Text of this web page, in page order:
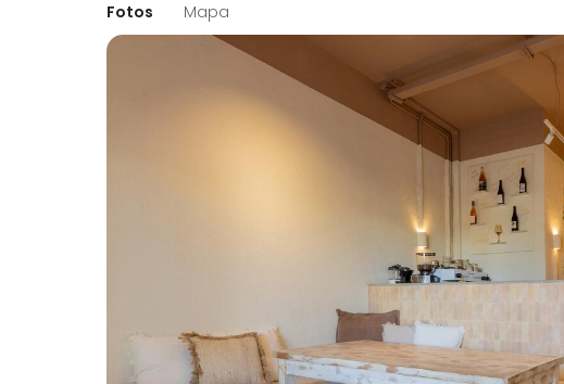
Fotos Mapa